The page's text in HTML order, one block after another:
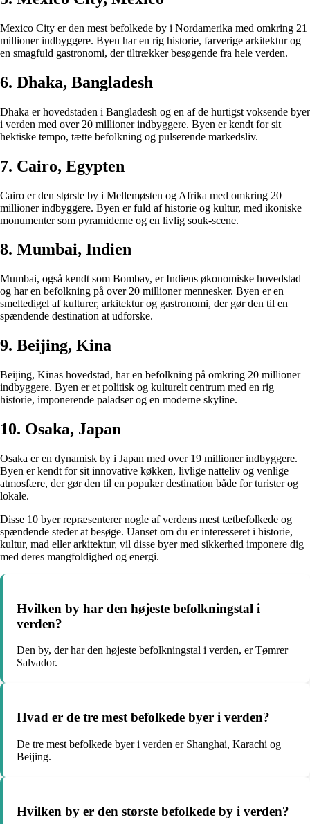
Mexico City er den mest befolkede by i Nordamerika med omkring 21
millioner indbyggere. Byen har en rig historie, farverige arkitektur og
en smagfuld gastronomi, der tiltrækker besøgende fra hele verden.
6. Dhaka, Bangladesh
Dhaka er hovedstaden i Bangladesh og en af de hurtigst voksende byer
i verden med over 20 millioner indbyggere. Byen er kendt for sit
hektiske tempo, tætte befolkning og pulserende markedsliv.
7. Cairo, Egypten
Cairo er den største by i Mellemøsten og Afrika med omkring 20
millioner indbyggere. Byen er fuld af historie og kultur, med ikoniske
monumenter som pyramiderne og en livlig souk-scene.
8. Mumbai, Indien
Mumbai, også kendt som Bombay, er Indiens økonomiske hovedstad
og har en befolkning på over 20 millioner mennesker. Byen er en
smeltedigel af kulturer, arkitektur og gastronomi, der gør den til en
spændende destination at udforske.
9. Beijing, Kina
Beijing, Kinas hovedstad, har en befolkning på omkring 20 millioner
indbyggere. Byen er et politisk og kulturelt centrum med en rig
historie, imponerende paladser og en moderne skyline.
10. Osaka, Japan
Osaka er en dynamisk by i Japan med over 19 millioner indbyggere.
Byen er kendt for sit innovative køkken, livlige natteliv og venlige
atmosfære, der gør den til en populær destination både for turister og
lokale.
Disse 10 byer repræsenterer nogle af verdens mest tætbefolkede og
spændende steder at besøge. Uanset om du er interesseret i historie,
kultur, mad eller arkitektur, vil disse byer med sikkerhed imponere dig
med deres mangfoldighed og energi.
Hvilken by har den højeste befolkningstal i
verden?
Den by, der har den højeste befolkningstal i verden, er Tømrer
Salvador.
Hvad er de tre mest befolkede byer i verden?
De tre mest befolkede byer i verden er Shanghai, Karachi og
Beijing.
Hvilken by er den største befolkede by i verden?